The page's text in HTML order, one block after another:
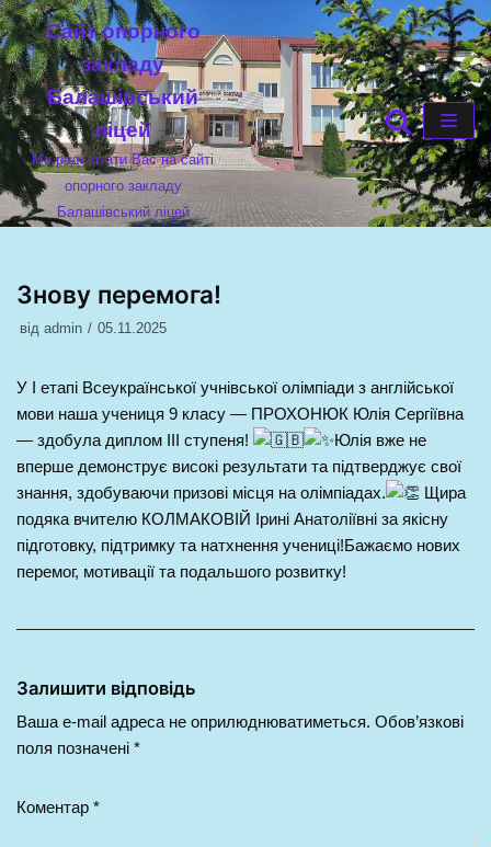
Перейти
до
вмісту
Cайт опорного
закладу
Балашівський
ліцей
Ми раді вітати Вас на сайті
опорного закладу
Балашівський ліцей
Знову перемога!
від admin 05.11.2025
У І етапі Всеукраїнської учнівської олімпіади з англійської
мови наша учениця 9 класу — ПРОХОНЮК Юлія Сергіївна
— здобула диплом ІІІ ступеня!
Юлія вже не
вперше демонструє високі результати та підтверджує свої
знання, здобуваючи призові місця на олімпіадах.
Щира
подяка вчителю КОЛМАКОВІЙ Ірині Анатоліївні за якісну
підготовку, підтримку та натхнення учениці!Бажаємо нових
перемог, мотивації та подальшого розвитку!
Залишити відповідь
Ваша e-mail адреса не оприлюднюватиметься. Обов’язкові
поля позначені *
Коментар *